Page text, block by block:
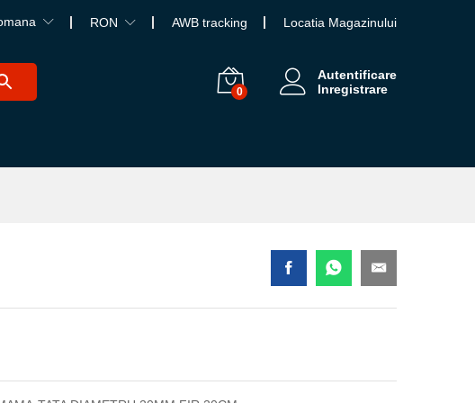
RON AWB tracking Locatia Magazinului
0
Autentificare
Inregistrare